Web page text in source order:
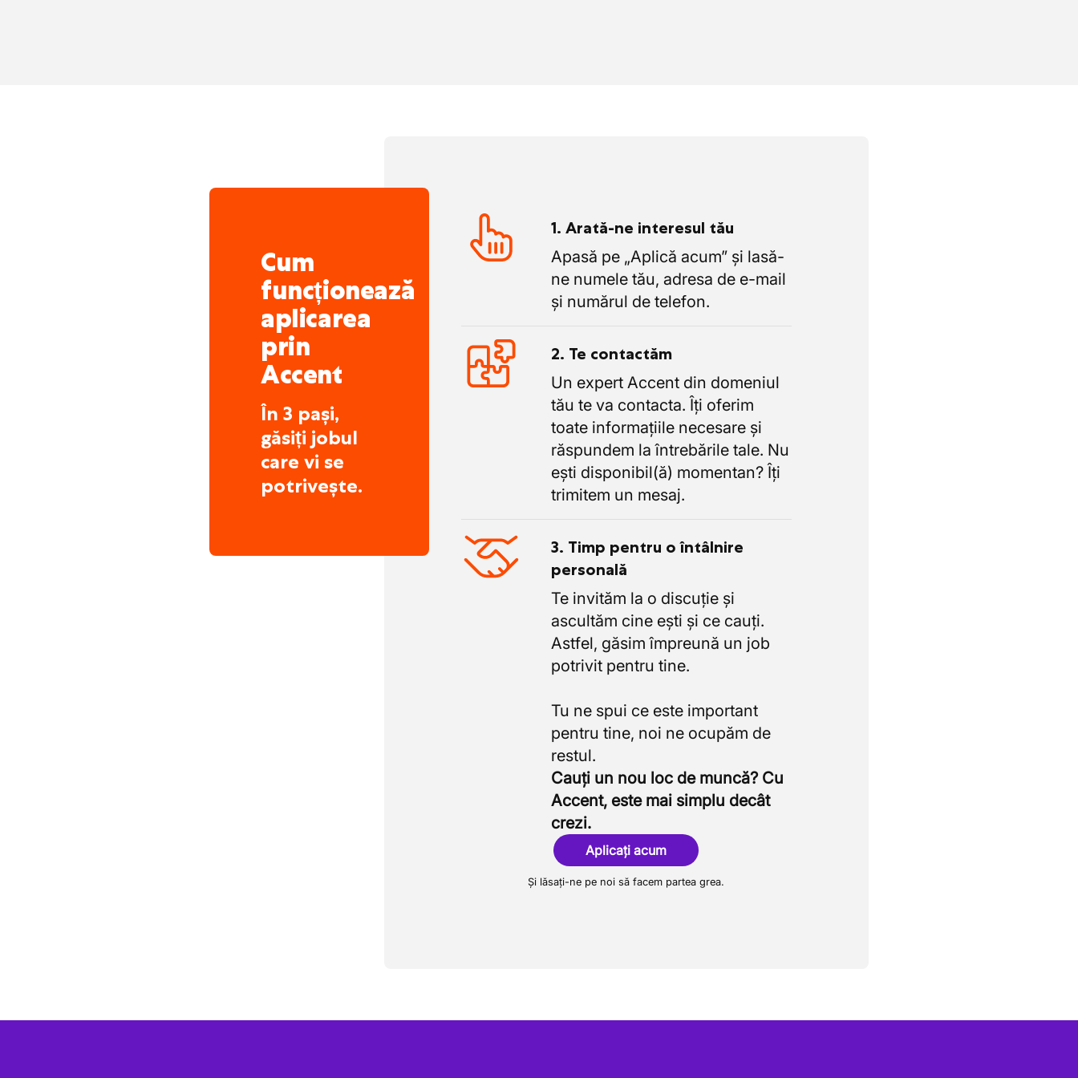
Cum
funcționează
aplicarea
prin
Accent
În 3 pași,
găsiți jobul
care vi se
potrivește.
1. Arată-ne interesul tău
Apasă pe „Aplică acum” și lasă-
ne numele tău, adresa de e-mail
și numărul de telefon.
2. Te contactăm
Un expert Accent din domeniul
tău te va contacta. Îți oferim
toate informațiile necesare și
răspundem la întrebările tale. Nu
ești disponibil(ă) momentan? Îți
trimitem un mesaj.
3. Timp pentru o întâlnire
personală
Te invităm la o discuție și
ascultăm cine ești și ce cauți.
Astfel, găsim împreună un job
potrivit pentru tine.
Tu ne spui ce este important
pentru tine, noi ne ocupăm de
Cauți un nou loc de muncă? Cu
Accent, este mai simplu decât
crezi.
Aplicați acum
Și lăsați-ne pe noi să facem partea grea.